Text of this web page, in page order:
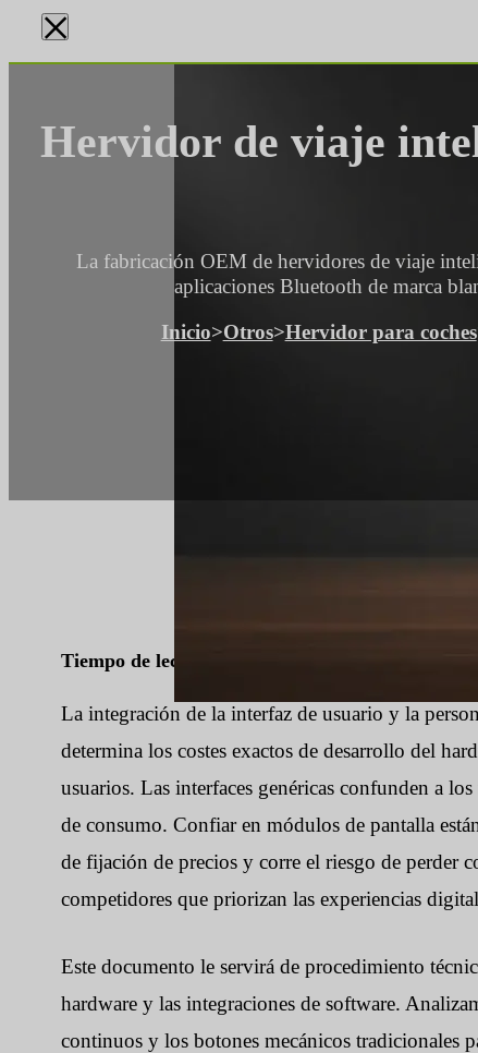
×
Hervidor de viaje
La fabricación OEM de hervidores de viaje
aplicaciones Bluetooth de marca
Inicio>Otros>Hervidor para coches
Tiempo de lectura: Número de
La integración de la interfaz de usuario y la
determina los costes exactos de desarrollo del
usuarios. Las interfaces genéricas confunden a
de consumo. Confiar en módulos de pantalla
de fijación de precios y corre el riesgo de perder
competidores que priorizan las experiencias
Este documento le servirá de procedimiento
hardware y las integraciones de software.
continuos y los botones mecánicos tradicionales